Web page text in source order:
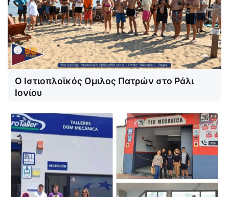
Ο Ιστιοπλοϊκός Ομιλος Πατρών στο Ράλι
Ιονίου